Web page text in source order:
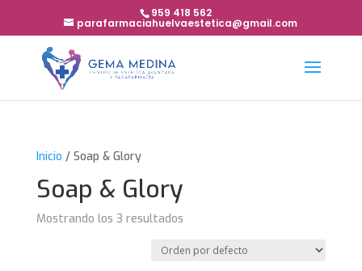
959 418 562
parafarmaciahuelvaestetica@gmail.com
Inicio / Soap & Glory
Soap & Glory
Mostrando los 3 resultados